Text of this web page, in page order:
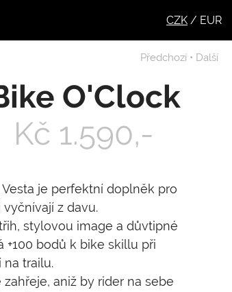
O'Clock
Kč 1.590,-
je perfektní doplněk pro
z davu.
stylovou image a důvtipné
+100 bodů k bike skillu při
na trailu.
aniž by rider na sebe
Předchozí • Další
CZK / EUR